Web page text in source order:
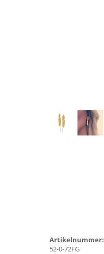
Artikelnummer:
52-0-72FG